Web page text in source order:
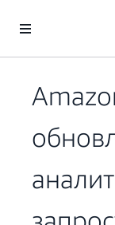
Перейти к главному